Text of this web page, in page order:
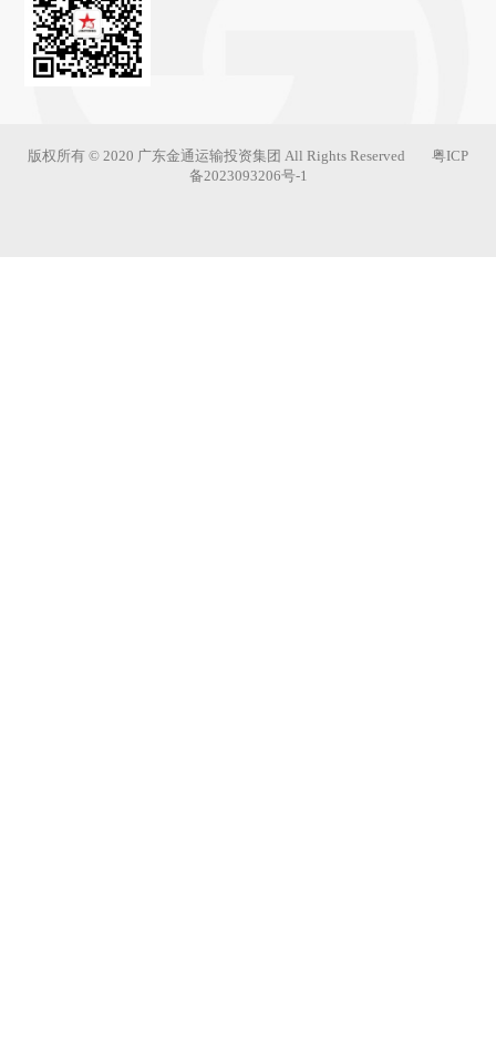
版权所有 © 2020 广东金通运输投资集团 All Rights Reserved 粤ICP
备2023093206号-1